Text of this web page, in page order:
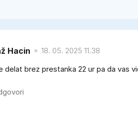
Hacin
18. 05. 2025 11.38
delat brez prestanka 22 ur pa da vas